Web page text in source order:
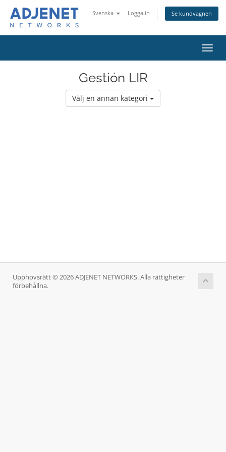
Svenska Logga in Se kundvagnen
Växla
Gestión LIR
Välj en annan kategori
Upphovsrätt © 2026 ADJENET NETWORKS. Alla rättigheter
förbehållna.